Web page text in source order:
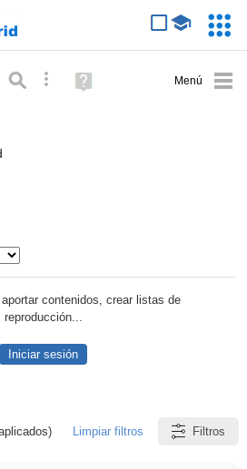
Búsqueda avanzada
Ayuda
(en
contenidos, crear listas de
reproducción...
Iniciar sesión
Limpiar filtros Filtros